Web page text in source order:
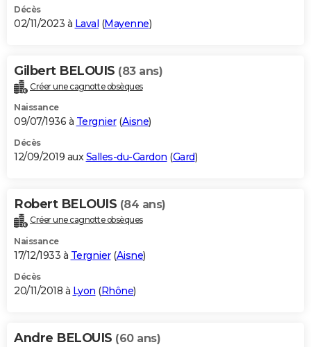
Décès
02/11/2023 à Laval (Mayenne)
Gilbert BELOUIS (83 ans)
Créer une cagnotte obsèques
Naissance
09/07/1936 à Tergnier(Aisne)
Décès
12/09/2019 auxSalles-du-Gardon (Gard)
Robert BELOUIS (84 ans)
Créer une cagnotte obsèques
Naissance
17/12/1933 à Tergnier(Aisne)
Décès
20/11/2018 à Lyon (Rhône)
Andre BELOUIS (60 ans)